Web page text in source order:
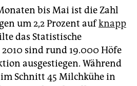
bis Mai ist die Zahl
um 2,2 Prozent aufknapp
das Statistische
sind rund 19.000 Höfe
ausgestiegen. Während
Schnitt 45 Milchkühe in